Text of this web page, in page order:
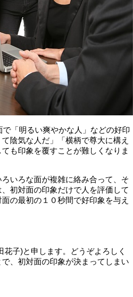
「明るい爽やかな人」などの好印
陰気な人だ」「横柄で尊大に構え
も印象を覆すことが難しくなりま
いろな面が複雑に絡み合って、そ
初対面の印象だけで人を評価して
の最初の１０秒間で好印象を与え
子)と申します。どうぞよろしく
、初対面の印象が決まってしまい